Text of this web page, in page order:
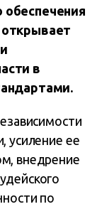
в
усиление ее
внедрение
по